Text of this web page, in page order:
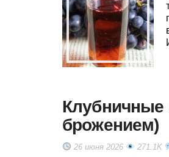
Клубничные
брожением)
26 июня 2026 271.1K